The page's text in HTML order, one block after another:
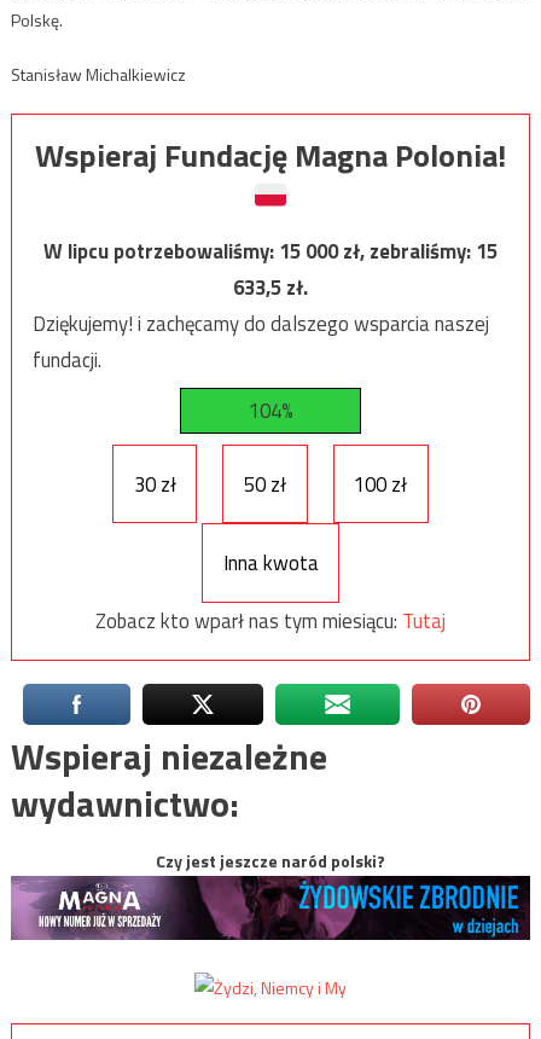
Polskę.
Stanisław Michalkiewicz
Wspieraj Fundację Magna Polonia!
W lipcu potrzebowaliśmy:15 000zł, zebraliśmy:15
633,5zł.
Dziękujemy! i zachęcamy do dalszego wsparcia naszej
fundacji.
104%
30 zł 50 zł 100 zł
Inna kwota
Zobacz kto wparł nas tym miesiącu: Tutaj
Wspieraj niezależne
wydawnictwo:
Czy jest jeszcze naród polski?